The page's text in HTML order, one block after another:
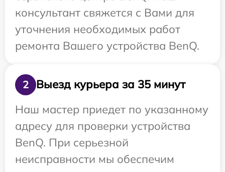
консультант свяжется с Вами для
уточнения необходимых работ
ремонта Вашего устройства BenQ.
2
Выезд курьера за 35 минут
Наш мастер приедет по указанному
адресу для проверки устройства
BenQ. При серьезной
неисправности мы обеспечим